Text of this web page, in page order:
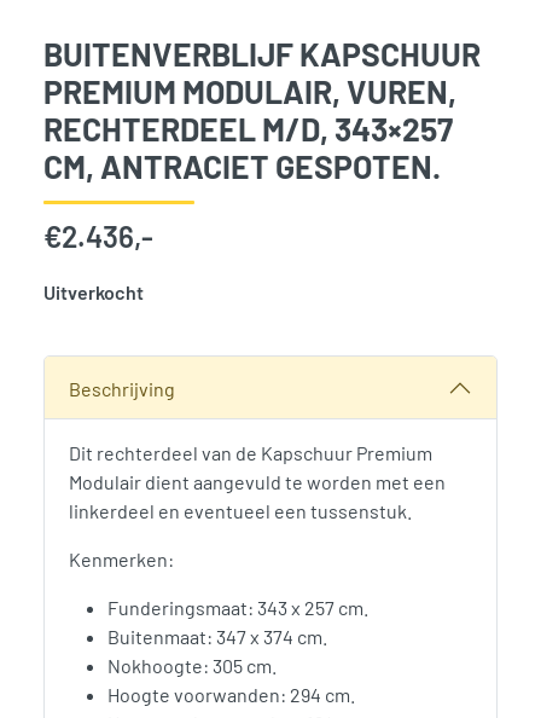
BUITENVERBLIJF KAPSCHUUR
PREMIUM MODULAIR, VUREN,
RECHTERDEEL M/D, 343×257
CM, ANTRACIET GESPOTEN.
€2.436,-
Uitverkocht
Beschrijving
Dit rechterdeel van de Kapschuur Premium
Modulair dient aangevuld te worden met een
linkerdeel en eventueel een tussenstuk.
Kenmerken:
Funderingsmaat: 343 x 257 cm.
Buitenmaat: 347 x 374 cm.
Nokhoogte: 305 cm.
Hoogte voorwanden: 294 cm.